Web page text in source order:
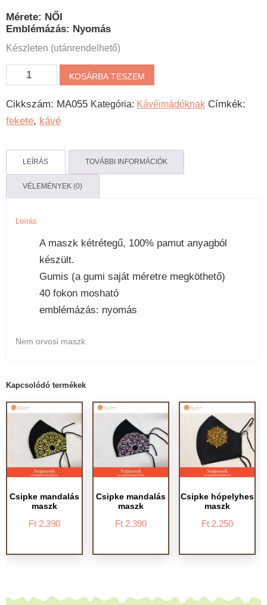
Mérete: NŐI
Emblémázás: Nyomás
Készleten (utánrendelhető)
Kávé
EKG
mennyiség
KOSÁRBA TESZEM
Cikkszám: MA055 Kategória: Kávéimádóknak Címkék:
fekete, kávé
LEÍRÁS TOVÁBBI INFORMÁCIÓK
VÉLEMÉNYEK (0)
Leírás
A maszk kétrétegű, 100% pamut anyagból
készült.
Gumis (a gumi saját méretre megköthető)
40 fokon mosható
emblémázás: nyomás
Nem orvosi maszk.
Kapcsolódó termékek
Csipke mandalás
maszk
Ft2.390
Csipke mandalás
maszk
Ft2.390
Csipke hópelyhes
maszk
Ft 2.250